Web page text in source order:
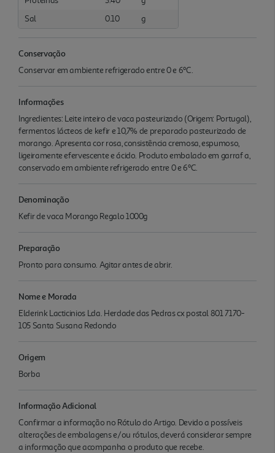
Sal
0.10 g
Conservação
Conservar em ambiente refrigerado entre 0 e 6ºC.
Informações
Ingredientes: Leite inteiro de vaca pasteurizado (Origem: Portugal),
fermentos lácteos de kefir e 10,7% de preparado pasteurizado de
morango. Apresenta cor rosa, consistência cremosa, espumoso,
ligeiramente efervescente e ácido. Produto embalado em garraf a,
conservado em ambiente refrigerado entre 0 e 6ºC.
Denominação
Kefir de vaca Morango Regalo 1000g
Preparação
Pronto para consumo. Agitar antes de abrir.
Nome e Morada
Elderink Lacticinios Lda. Herdade das Pedras cx postal 801 7170-
105 Santa Susana Redondo
Origem
Borba
Informação Adicional
Confirmar a informação no Rótulo do Artigo. Devido a possíveis
alterações de embalagens e/ou rótulos, deverá considerar sempre
a informação que acompanha o produto que recebe.